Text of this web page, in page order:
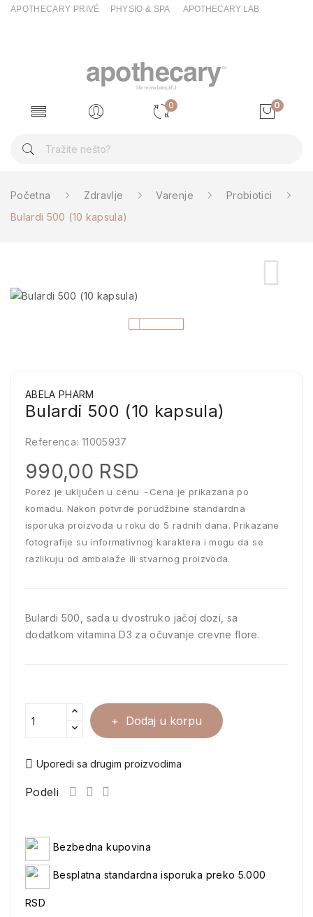
APOTHECARY PRIVÉ PHYSIO & SPA APOTHECARY LAB
0 0
Početna Zdravlje Varenje
Probiotici
Bulardi 500 (10 kapsula)
ABELA PHARM
Bulardi 500 (10 kapsula)
Referenca: 11005937
990,00 RSD
Porez je uključen u cenu
Cena je prikazana po
komadu. Nakon potvrde porudžbine standardna
isporuka proizvoda u roku do 5 radnih dana. Prikazane
fotografije su informativnog karaktera i mogu da se
razlikuju od ambalaže ili stvarnog proizvoda.
Bulardi 500, sada u dvostruko jačoj dozi, sa
dodatkom vitamina D3 za očuvanje crevne flore.
Dodaj u korpu
Uporedi sa drugim proizvodima
Podeli
Bezbedna kupovina
Besplatna standardna isporuka preko 5.000
RSD